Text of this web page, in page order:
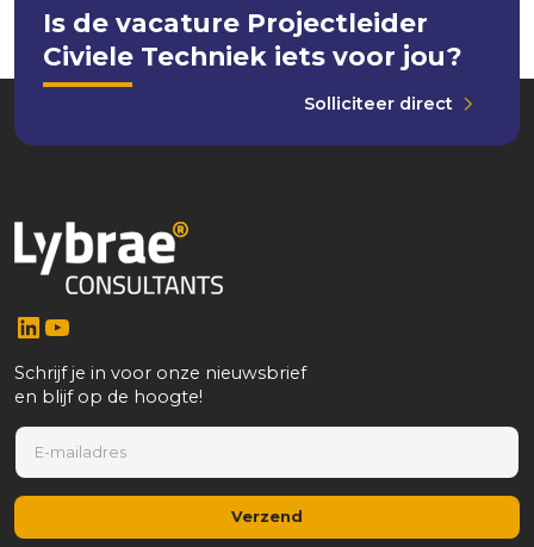
Is de vacature Projectleider
Civiele Techniek iets voor jou?
Solliciteer direct
LinkedIn
Schrijf je in voor onze nieuwsbrief
en blijf op de hoogte!
E
-
a
i
E
m
a
i
Verzend